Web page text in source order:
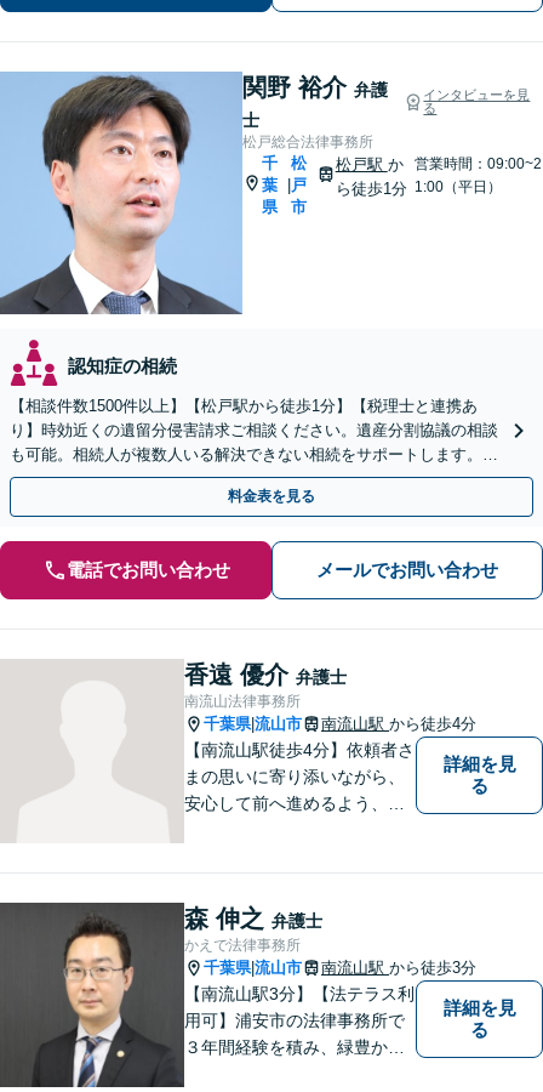
績あり」
関野 裕介 弁護
士
インタビューを見
る
松戸総合法律事務所
千
葉
県
松
戸
市
松戸駅 か
ら徒歩1分
営業時間：09:00~2
1:00（平日）
認知症の相続
【相談件数1500件以上】【松戸駅から徒歩1分】【税理士と連携あ
り】時効近くの遺留分侵害請求ご相談ください。遺産分割協議の相談
も可能。相続人が複数人いる解決できない相続をサポートします。感
情的な対立の円満解決が得意です。
料金表を見る
電話でお問い合わせ メールでお問い合わせ
香遠 優介 弁護士
南流山法律事務所
千葉県|流山市 南流山駅 から徒歩4分
【南流山駅徒歩4分】依頼者さ
まの思いに寄り添いながら、
安心して前へ進めるよう、全
きる弁護士」を目指していま
す。【地元密着型の事務所】
【近隣駐車場あり】
詳細を見
る
森 伸之 弁護士
かえで法律事務所
千葉県|流山市 南流山駅 から徒歩3分
【南流山駅3分】【法テラス利
用可】浦安市の法律事務所で
３年間経験を積み、緑豊かな
詳細を見
る